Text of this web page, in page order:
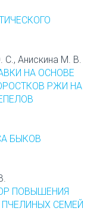
С., Анискина М. В.
НА ОСНОВЕ
РЖИ НА
БЫКОВ
ПОВЫШЕНИЯ
СЕМЕЙ